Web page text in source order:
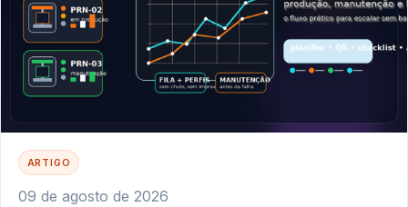
ARTIGO
09 de agosto de 2026